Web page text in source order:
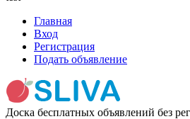
Главная
Вход
Регистрация
Подать объявление
Доска бесплатных объявлений без